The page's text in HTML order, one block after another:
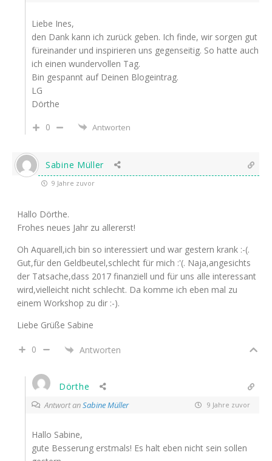
Liebe Ines,
den Dank kann ich zurück geben. Ich finde, wir sorgen gut
füreinander und inspirieren uns gegenseitig. So hatte auch
ich einen wundervollen Tag.
Bin gespannt auf Deinen Blogeintrag.
LG
Dörthe
0
Antworten
Sabine Müller
9 Jahre zuvor
Hallo Dörthe.
Frohes neues Jahr zu allererst!
Oh Aquarell,ich bin so interessiert und war gestern krank :-(.
Gut,für den Geldbeutel,schlecht für mich :'(. Naja,angesichts
der Tatsache,dass 2017 finanziell und für uns alle interessant
wird,vielleicht nicht schlecht. Da komme ich eben mal zu
einem Workshop zu dir :-).
Liebe Grüße Sabine
0 Antworten
Dörthe
Antwort anSabine Müller 9 Jahre zuvor
Hallo Sabine,
gute Besserung erstmals! Es halt eben nicht sein sollen